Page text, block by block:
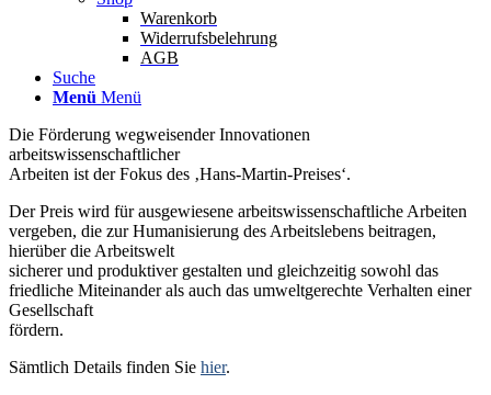
Warenkorb
Widerrufsbelehrung
AGB
Suche
Menü Menü
Die Förderung wegweisender Innovationen
arbeitswissenschaftlicher
Arbeiten ist der Fokus des ‚Hans-Martin-Preises‘.
Der Preis wird für ausgewiesene arbeitswissenschaftliche Arbeiten
vergeben, die zur Humanisierung des Arbeitslebens beitragen,
hierüber die Arbeitswelt
sicherer und produktiver gestalten und gleichzeitig sowohl das
friedliche Miteinander als auch das umweltgerechte Verhalten einer
Gesellschaft
fördern.
Sämtlich Details finden Sie hier.